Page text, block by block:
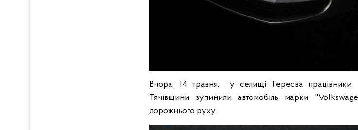
Вчора, 14 травня, у селищі Тересва працівники
Тячівщини зупинили автомобіль марки
дорожнього руху.